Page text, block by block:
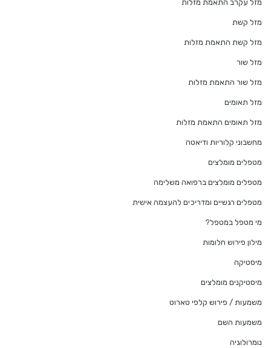
מזל עקרב התאמת מזלות
מזל קשת
מזל קשת התאמת מזלות
מזל שור
מזל שור התאמת מזלות
מזל תאומים
מזל תאומים התאמת מזלות
מחשבוני קלוריות ודיאטה
מטפלים מומלצים
מטפלים מומלצים ברפואה משלימה
מטפלים רגשיים ומדריכים להעצמה אישית
מי מטפל במטפל?
מילון פירוש חלומות
מיסטיקה
מיסטיקנים מומלצים
משמעות / פירוש קלפי טארוט
משמעות השם
נומרולוגיה